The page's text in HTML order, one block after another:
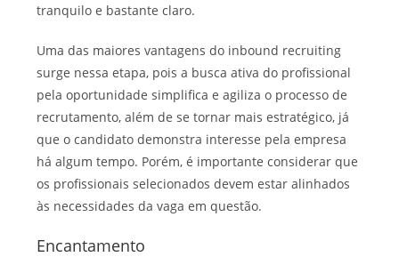
tranquilo e bastante claro.
Uma das maiores vantagens do inbound recruiting
surge nessa etapa, pois a busca ativa do profissional
pela oportunidade simplifica e agiliza o processo de
recrutamento, além de se tornar mais estratégico, já
que o candidato demonstra interesse pela empresa
há algum tempo. Porém, é importante considerar que
os profissionais selecionados devem estar alinhados
às necessidades da vaga em questão.
Encantamento